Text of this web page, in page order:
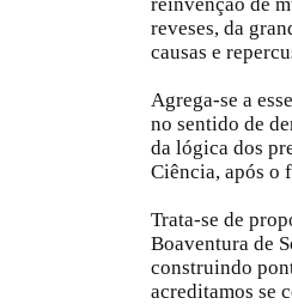
reveses, da
causas e
Agrega-se a
no sentido de
da lógica dos
Ciência, após
Trata-se de
Boaventura de
construindo
acreditamos se